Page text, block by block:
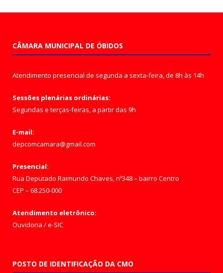
CÂMARA MUNICIPAL DE ÓBIDOS
Atendimento presencial de segunda a sexta-feira, de 8h às 14h
Sessões plenárias ordinárias:
Segundas e terças-feiras, a partir das 9h
E-mail:
depcomcamara@gmail.com
Presencial:
Rua Deputado Raimundo Chaves, nº348 – bairro Centro
CEP – 68.250-000
Atendimento eletrônico:
Ouvidoria /e-SIC
POSTO DE IDENTIFICAÇÃO DA CMO